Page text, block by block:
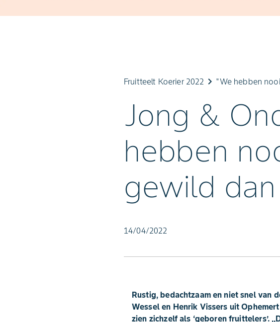
Fruitteelt Koerier 2022 keyboard_arrow_right "We hebben
Jong &
hebben
gewild
14/04/2022
Rustig, bedachtzaam en niet snel van
Wessel en Henrik Vissers uit
zien zichzelf als ‘geboren fruittelers’.